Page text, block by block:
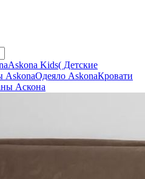
Askona Kids( Детские
AskonaОдеяло AskonaКровати
Аскона